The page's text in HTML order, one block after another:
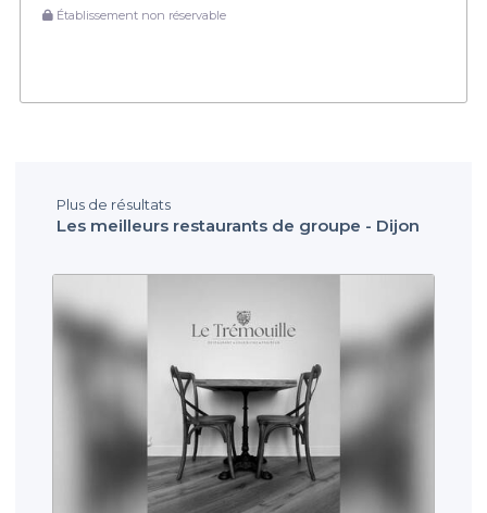
Établissement non réservable
Plus de résultats
Les meilleurs restaurants de groupe - Dijon